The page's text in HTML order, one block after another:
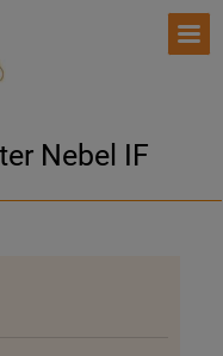
Nebel IF